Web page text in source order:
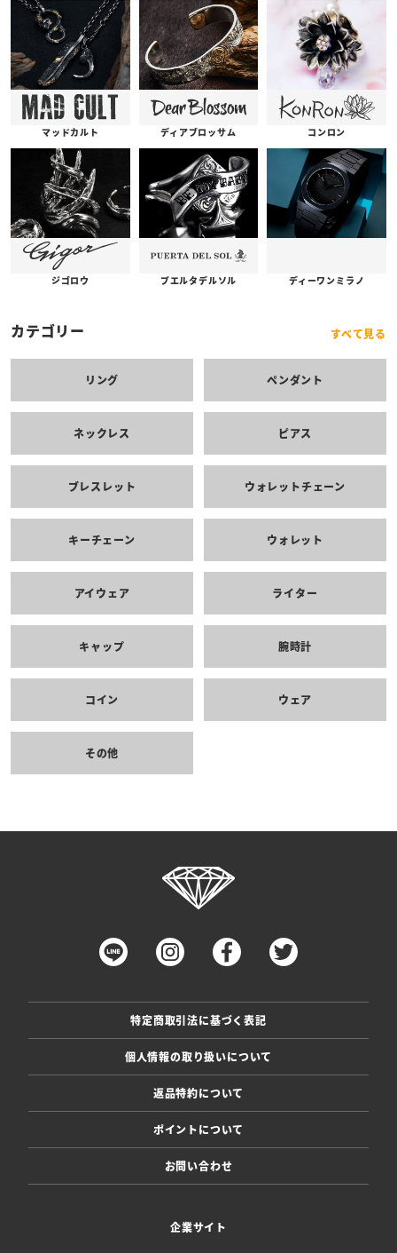
マッドカルト ディアブロッサム コンロン
ジゴロウ プエルタデルソル ディーワンミラノ
カテゴリー すべて見る
リング ペンダント
ネックレス ピアス
ブレスレット ウォレットチェーン
キーチェーン ウォレット
アイウェア ライター
キャップ 腕時計
コイン ウェア
その他
特定商取引法に基づく表記
個人情報の取り扱いについて
返品特約について
ポイントについて
お問い合わせ
企業サイト